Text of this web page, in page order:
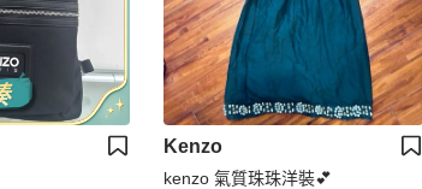
Kenzo
kenzo 氣質珠珠洋裝💕